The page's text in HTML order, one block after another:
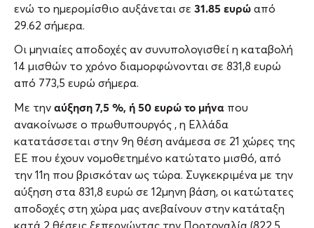
ενώ το ημερομίσθιο αυξάνεται σε 31.85 ευρώ από
29.62 σήμερα.
Οι μηνιαίες αποδοχές αν συνυπολογισθεί η καταβολή
14 μισθών το χρόνο διαμορφώνονται σε 831,8 ευρώ
από 773,5 ευρώ σήμερα.
Με την αύξηση 7,5 %, ή 50 ευρώ το μήνα που
ανακοίνωσε ο πρωθυπουργός , η Ελλάδα
κατατάσσεται στην 9η θέση ανάμεσα σε 21 χώρες της
ΕΕ που έχουν νομοθετημένο κατώτατο μισθό, από
την 11η που βρισκόταν ως τώρα. Συγκεκριμένα με την
αύξηση στα 831,8 ευρώ σε 12μηνη βάση, οι κατώτατες
αποδοχές στη χώρα μας ανεβαίνουν στην κατάταξη
κατά 2 θέσεις ξεπερνώντας την Πορτογαλία (822,5